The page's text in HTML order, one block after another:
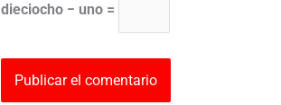
dieciocho − uno =